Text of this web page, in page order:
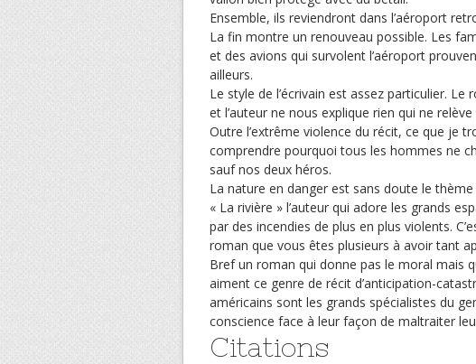
Ensemble, ils reviendront dans l’aéroport
La fin montre un renouveau possible. Les
et des avions qui survolent l’aéroport
ailleurs.
Le style de l’écrivain est assez particulier.
et l’auteur ne nous explique rien qui ne
Outre l’extrême violence du récit, ce que je
comprendre pourquoi tous les hommes ne
sauf nos deux héros.
La nature en danger est sans doute le
« La rivière » l’auteur qui adore les grands
par des incendies de plus en plus violents.
roman que vous êtes plusieurs à avoir tant
Bref un roman qui donne pas le moral mais
aiment ce genre de récit d’anticipation-
américains sont les grands spécialistes du
conscience face à leur façon de maltraiter
Citations